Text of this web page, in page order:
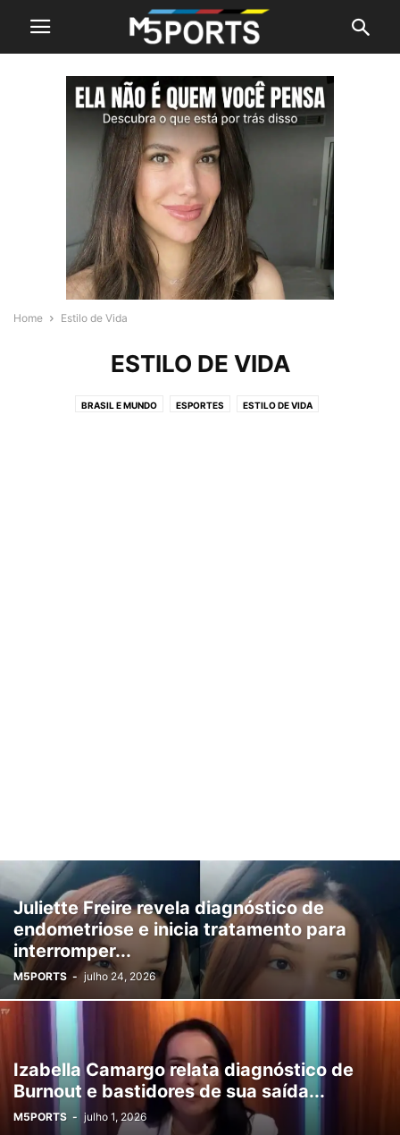
Home Estilo de Vida
ESTILO DE VIDA
BRASIL E MUNDO ESPORTES ESTILO DE VIDA
Juliette Freire revela diagnóstico de
endometriose e inicia tratamento para
interromper...
M5PORTS - julho 24, 2026
Izabella Camargo relata diagnóstico de
Burnout e bastidores de sua saída...
M5PORTS - julho 1, 2026